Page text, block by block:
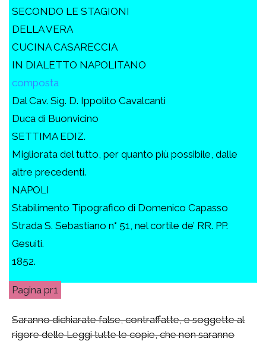
SECONDO LE STAGIONI
DELLA VERA
CUCINA CASARECCIA
IN DIALETTO NAPOLITANO
composta
Dal Cav. Sig. D. Ippolito Cavalcanti
Duca di Buonvicino
SETTIMA EDIZ.
Migliorata del tutto, per quanto più possibile, dalle
altre precedenti.
NAPOLI
Stabilimento Tipografico di Domenico Capasso
Strada S. Sebastiano n° 51, nel cortile de’ RR. PP.
Gesuiti.
1852.
pr1
Saranno dichiarate false, contraffatte, e soggette al
rigore delle Leggi tutte le copie, che non saranno